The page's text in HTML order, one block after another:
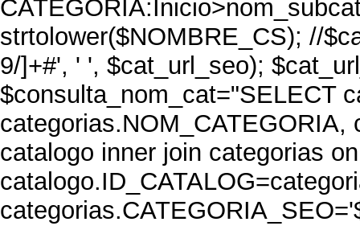
strtolower($NOMBRE_CS); //
9/]+#', ' ', $cat_url_seo);
$consulta_nom_cat="SELECT
categorias.NOM_CATEGORIA,
catalogo inner join categorias on